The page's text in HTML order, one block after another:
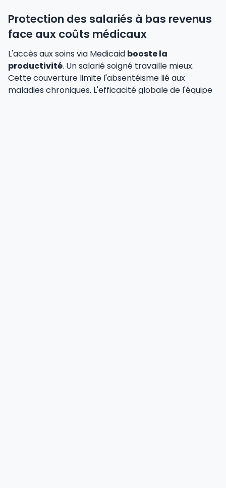
Protection des salariés à bas revenus
face aux coûts médicaux
L'accès aux soins via Medicaid booste la
productivité. Un salarié soigné travaille mieux.
Cette couverture limite l'absentéisme lié aux
maladies chroniques. L'efficacité globale de l'équipe